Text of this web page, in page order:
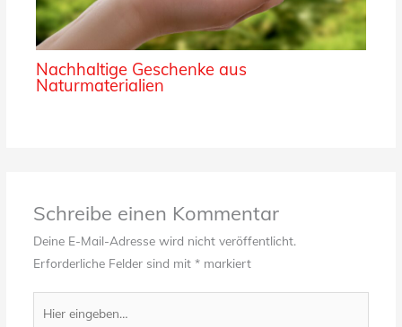
Nachhaltige Geschenke aus
Naturmaterialien
Schreibe einen Kommentar
Deine E-Mail-Adresse wird nicht veröffentlicht.
Erforderliche Felder sind mit *markiert